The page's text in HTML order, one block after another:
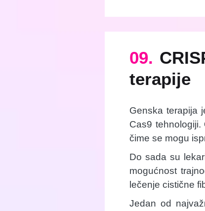
09.
terapije
Genska terapija
Cas9 tehnologiji.
čime se mogu
Do sada su
mogućnost
lečenje cistične
Jedan od